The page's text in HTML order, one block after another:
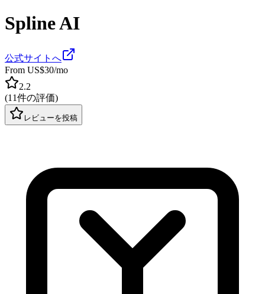
Spline AI
公式サイトへ
From US$30/mo
2.2
(11件の評価)
レビューを投稿